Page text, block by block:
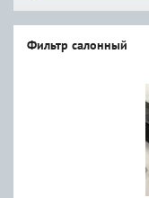
Фильтр салонный